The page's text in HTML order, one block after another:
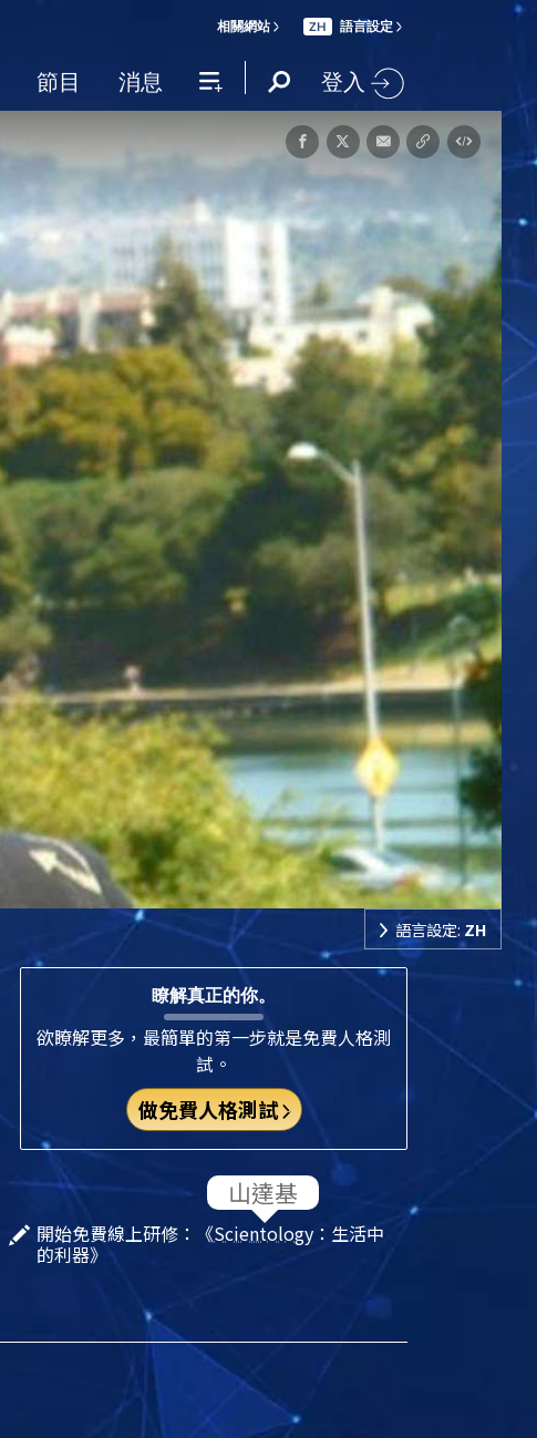
相關網站 ZH 語言設定
節目 消息 登入
語言設定: ZH
瞭解真正的你。
欲瞭解更多，最簡單的第一步就是免費人格測
試。
做免費人格測試
開始免費線上研修：《Scientology ：生活中
的利器》